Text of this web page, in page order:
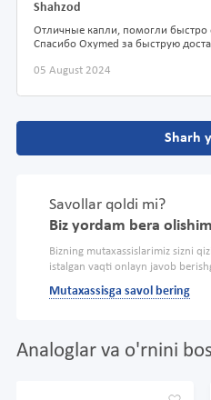
Shahzod
Отличные капли, помогли быстро
Спасибо Oxymed за быструю
05 August 2024
Sharh
Savollar qoldi mi?
Biz yordam bera
Bizning mutaxassislarimiz sizni
istalgan vaqti onlayn javob
Mutaxassisga savol bering
Analoglar va o'rnini